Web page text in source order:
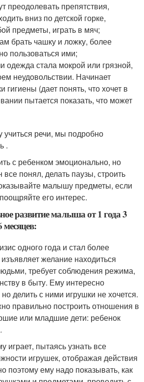
преодолевать препятствия,
вниз по детской горке,
предметы, играть в мяч;
брать чашку и ложку, более
пользоваться ими;
одежда стала мокрой или грязной,
неудовольствии. Начинает
гигиены (дает понять, что хочет в
пытается показать, что может
речи, мы подробно
.
с ребенком эмоционально, но
понял, делать паузы, строить
малышу предметы, если
его интерес.
развитие малыша от 1 года 3
месяцев:
одного года и стал более
желание находиться
требует соблюдения режима,
в быту. Ему интересно
делить с ними игрушки не хочется.
правильно построить отношения в
или младшие дети: ребенок
пытаясь узнать все
игрушек, отображая действия
поэтому ему надо показывать, как